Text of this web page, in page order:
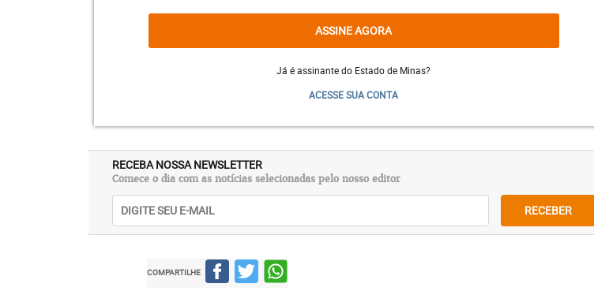
ASSINE AGORA
Já é assinante do Estado de Minas?
ACESSE SUA CONTA
RECEBA NOSSA NEWSLETTER
Comece o dia com as notícias selecionadas pelo nosso editor
RECEBER
COMPARTILHE